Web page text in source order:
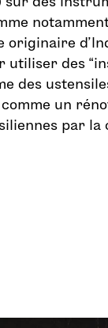
originaire
utiliser des
des
un
par la